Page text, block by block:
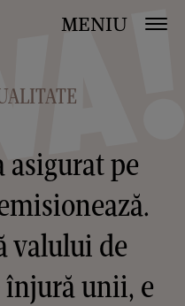
MENIU
pe
valului de
înjură unii, e